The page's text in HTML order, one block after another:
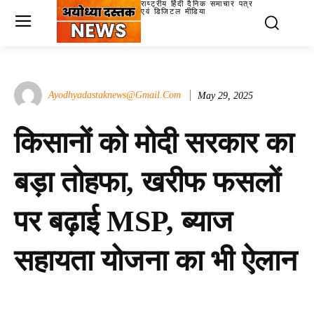
राष्ट्रीय हिंदी दैनिक समाचार पत्र
एवं डिजिटल मीडिया
Ayodhyadastaknews@gmail.com May 29, 2025
किसानों को मोदी सरकार का
बड़ा तोहफा, खरीफ फसलों
पर बढ़ाई MSP, ब्याज
सहायता योजना का भी ऐलान